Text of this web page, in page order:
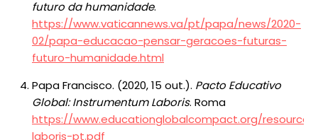
futuro da humanidade.
https://www.vaticannews.va/pt/papa/news/2020-
02/papa-educacao-pensar-geracoes-futuras-
futuro-humanidade.html
Papa Francisco. (2020, 15 out.). Pacto Educativo
Global: Instrumentum Laboris. Roma
https://www.educationglobalcompact.org/
laboris-pt.pdf